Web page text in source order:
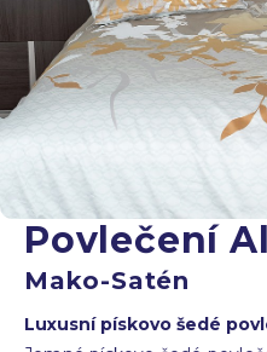
Povlečení
Mako-Satén
Luxusní pískovo šedé